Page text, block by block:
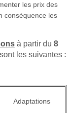
les prix des
conséquence les
à partir du 8
les suivantes :
Adaptations